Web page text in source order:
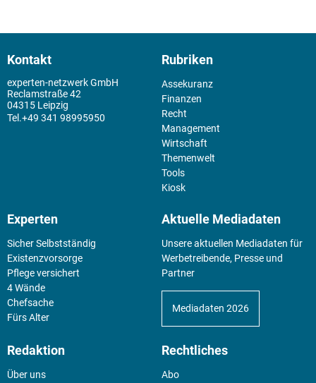
Kontakt
experten-netzwerk GmbH
Reclamstraße 42
04315 Leipzig
+49 341 98995950
Rubriken
Assekuranz
Finanzen
Recht
Management
Wirtschaft
Themenwelt
Tools
Kiosk
Experten
Sicher Selbstständig
Existenz­vorsorge
Pflege versichert
4 Wände
Chefsache
Fürs Alter
Aktuelle Mediadaten
Unsere aktuellen Mediadaten für
Werbetreibende, Presse und
Partner
Mediadaten 2026
Redaktion
Über uns
Rechtliches
Abo